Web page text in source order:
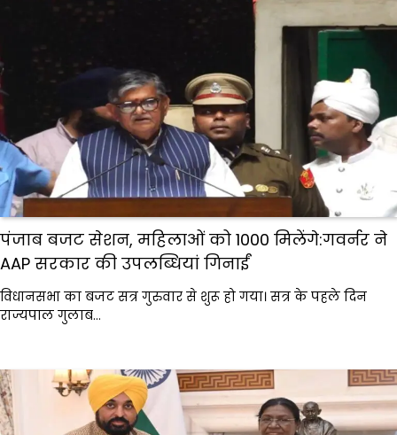
पंजाब बजट सेशन, महिलाओं को ₹1000 मिलेंगे:गवर्नर ने
AAP सरकार की उपलब्धियां गिनाईं
विधानसभा का बजट सत्र गुरुवार से शुरू हो गया। सत्र के पहले दिन
राज्यपाल गुलाब…